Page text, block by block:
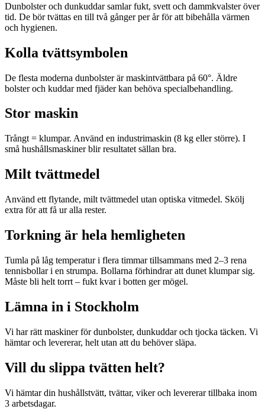
Dunbolster och dunkuddar samlar fukt, svett och dammkvalster över
tid. De bör tvättas en till två gånger per år för att bibehålla värmen
och hygienen.
Kolla tvättsymbolen
De flesta moderna dunbolster är maskintvättbara på 60°. Äldre
bolster och kuddar med fjäder kan behöva specialbehandling.
Stor maskin
Trångt = klumpar. Använd en industrimaskin (8 kg eller större). I
små hushållsmaskiner blir resultatet sällan bra.
Milt tvättmedel
Använd ett flytande, milt tvättmedel utan optiska vitmedel. Skölj
extra för att få ur alla rester.
Torkning är hela hemligheten
Tumla på låg temperatur i flera timmar tillsammans med 2–3 rena
tennisbollar i en strumpa. Bollarna förhindrar att dunet klumpar sig.
Måste bli helt torrt – fukt kvar i botten ger mögel.
Lämna in i Stockholm
Vi har rätt maskiner för dunbolster, dunkuddar och tjocka täcken. Vi
hämtar och levererar, helt utan att du behöver släpa.
Vill du slippa tvätten helt?
Vi hämtar din hushållstvätt, tvättar, viker och levererar tillbaka inom
3 arbetsdagar.